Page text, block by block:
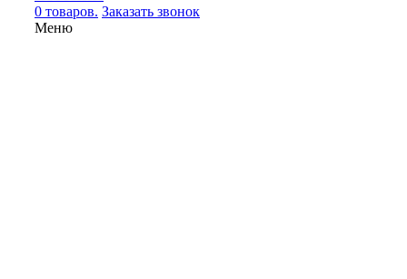
0 товаров. Заказать звонок
Меню